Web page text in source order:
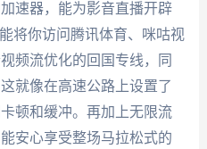
速器，能为影音直播开辟
将你访问腾讯体育、咪咕视
频流优化的回国专线，同
就像在高速公路上设置了
顿和缓冲。再加上无限流
安心享受整场马拉松式的